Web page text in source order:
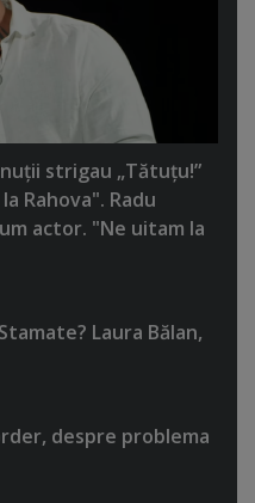
strigau „Tătuţu!”
Rahova". Radu
actor. "Ne uitam la
Laura Bălan,
despre problema